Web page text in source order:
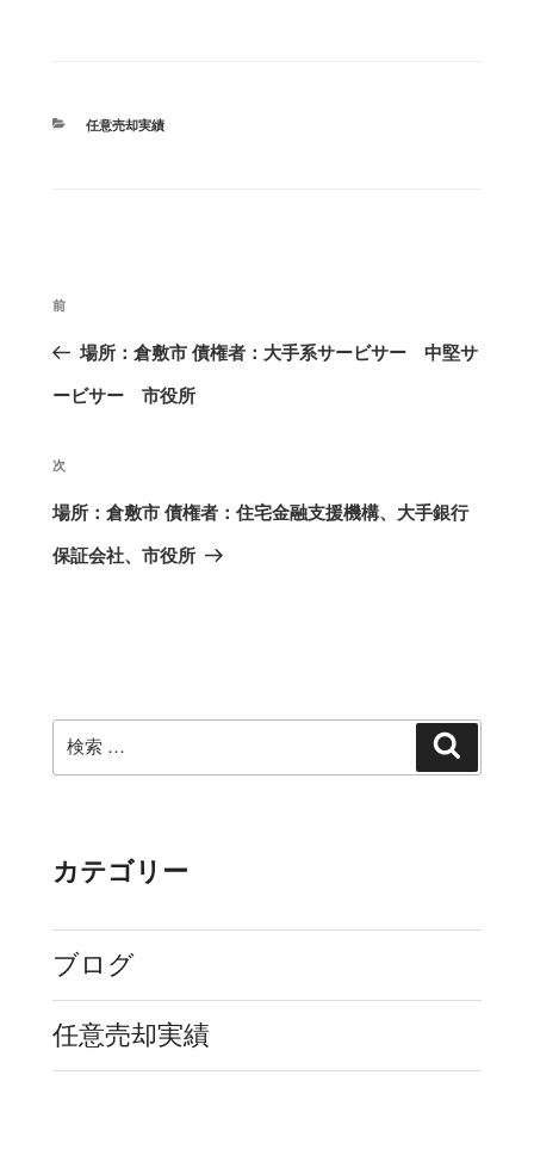
カ
任意売却実績
稿
ナ
ビ
ョ
ン
過
去
の
前
場所：倉敷市 債権者：大手系サービサー 中堅サ
ービサー 市役所
次
の
投
次
場所：倉敷市 債権者：住宅金融支援機構、大手銀行
保証会社、市役所
検
索:
カテゴリー
ブログ
任意売却実績